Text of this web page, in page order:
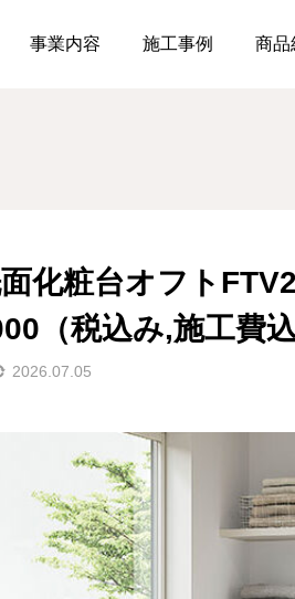
事業内容 施工事例 商品
洗面化粧台オフトFTV2H-755SY-W＋
化粧台オフト
（税込み,施工費込
2026.07.05